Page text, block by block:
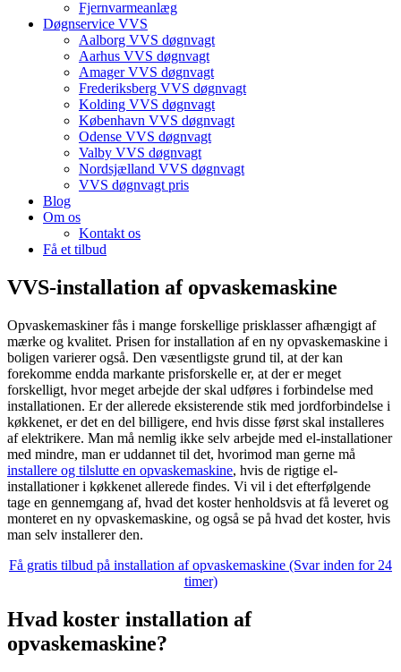
Fjernvarmeanlæg
Døgnservice VVS
Aalborg VVS døgnvagt
Aarhus VVS døgnvagt
Amager VVS døgnvagt
Frederiksberg VVS døgnvagt
Kolding VVS døgnvagt
København VVS døgnvagt
Odense VVS døgnvagt
Valby VVS døgnvagt
Nordsjælland VVS døgnvagt
VVS døgnvagt pris
Blog
Om os
Kontakt os
Få et tilbud
VVS-installation af opvaskemaskine
Opvaskemaskiner fås i mange forskellige prisklasser afhængigt af
mærke og kvalitet. Prisen for installation af en ny opvaskemaskine i
boligen varierer også. Den væsentligste grund til, at der kan
forekomme endda markante prisforskelle er, at der er meget
forskelligt, hvor meget arbejde der skal udføres i forbindelse med
installationen. Er der allerede eksisterende stik med jordforbindelse i
køkkenet, er det en del billigere, end hvis disse først skal installeres
af elektrikere. Man må nemlig ikke selv arbejde med el-installationer
med mindre, man er uddannet til det, hvorimod man gerne må
installere og tilslutte en opvaskemaskine, hvis de rigtige el-
installationer i køkkenet allerede findes. Vi vil i det efterfølgende
tage en gennemgang af, hvad det koster henholdsvis at få leveret og
monteret en ny opvaskemaskine, og også se på hvad det koster, hvis
man selv installerer den.
Få gratis tilbud på installation af opvaskemaskine (Svar inden for 24
timer)
Hvad koster installation af
opvaskemaskine?